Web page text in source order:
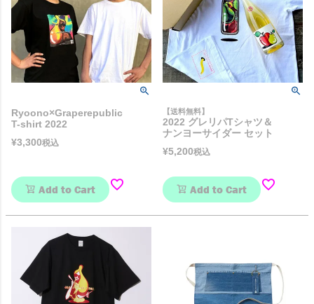
Ryoono×Graperepublic
T-shirt 2022
¥3,300税込
Add to Cart
【送料無料】
2022 グレリパTシャツ＆
ナンヨーサイダー セット
¥5,200税込
Add to Cart